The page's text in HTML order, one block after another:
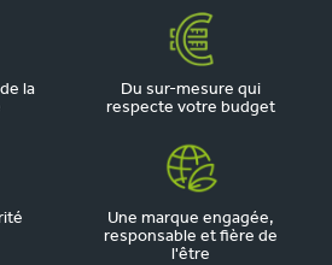
la
Du sur-mesure qui
respecte votre budget
Une marque engagée,
responsable et fière de
l'être